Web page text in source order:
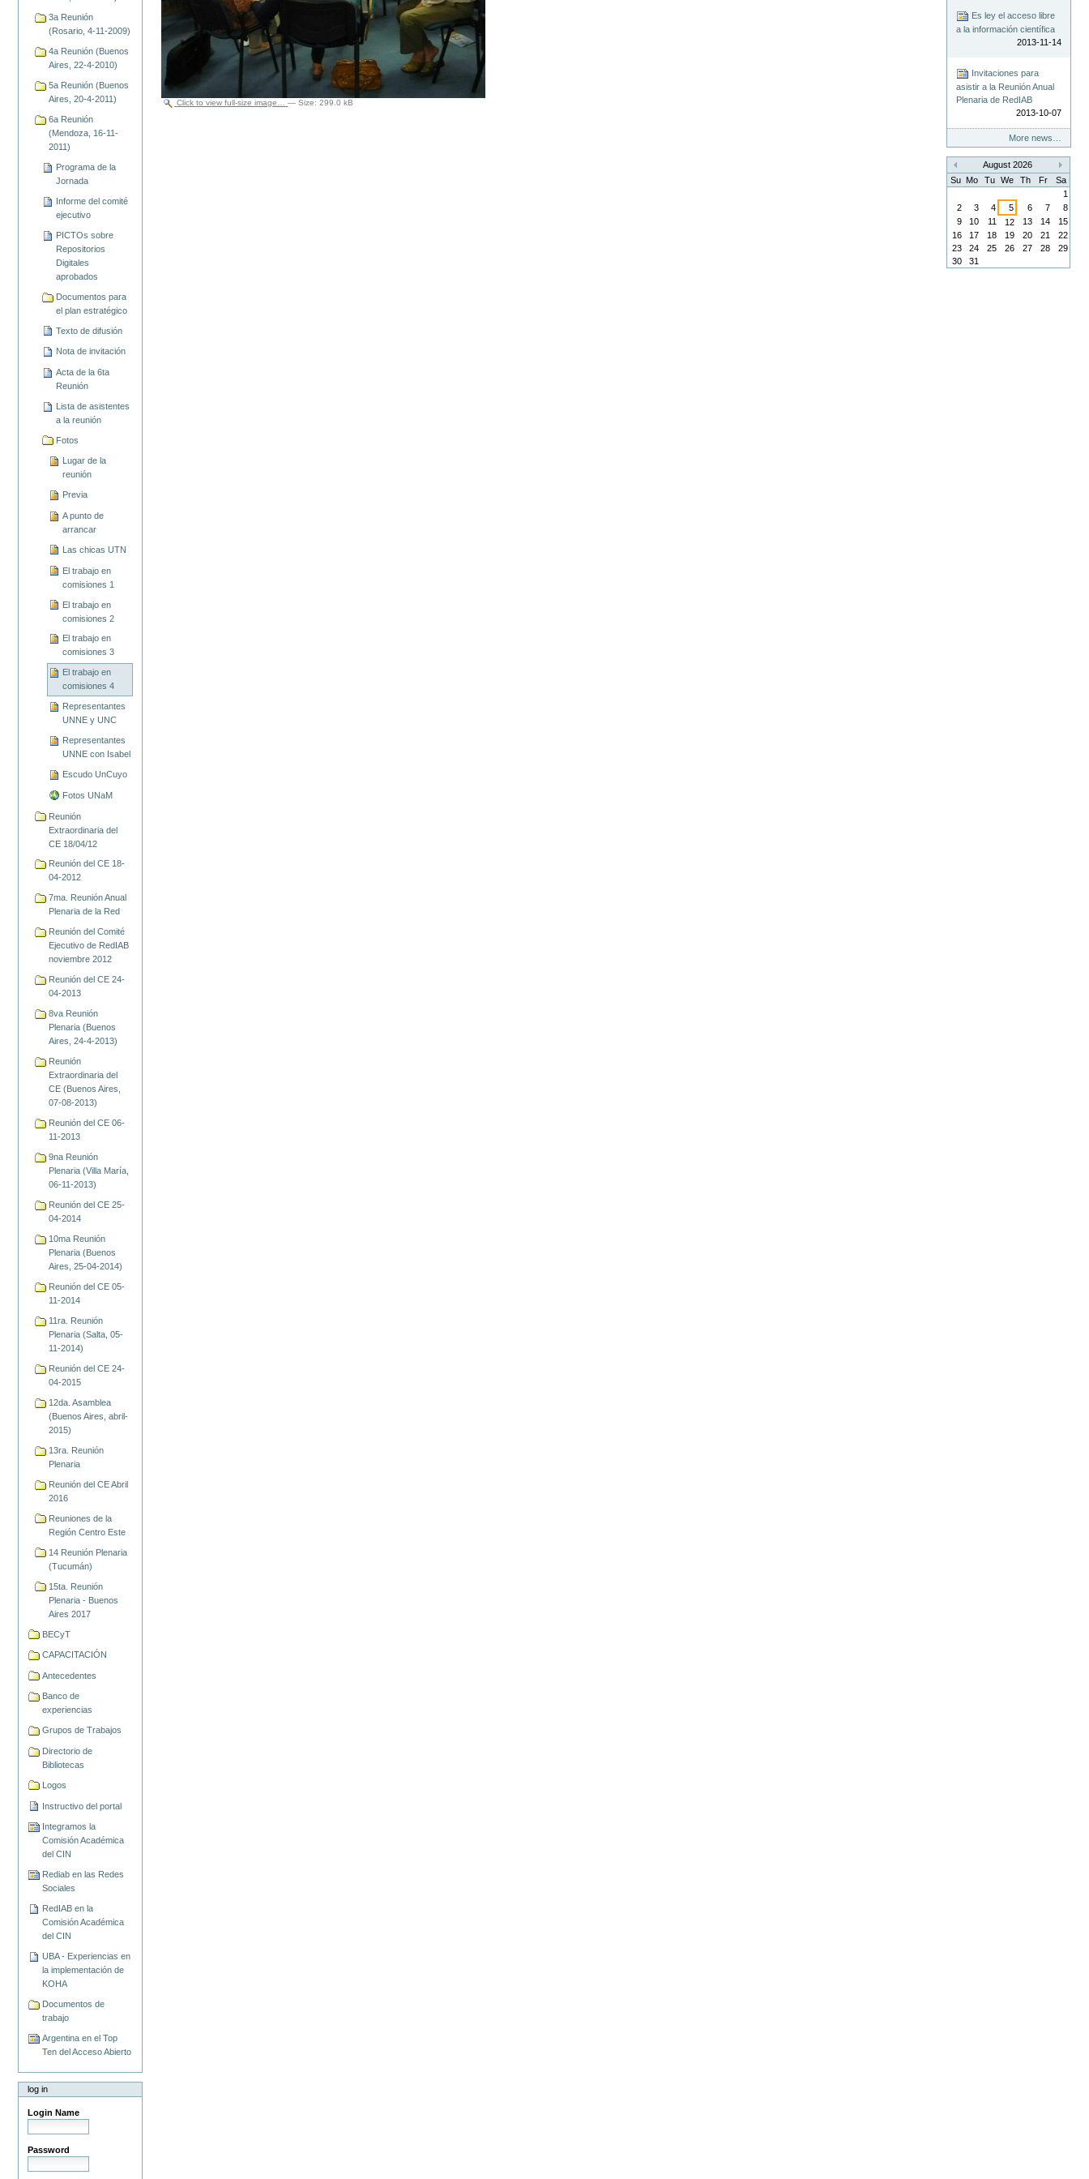
3a Reunión
(Rosario, 4-11-2009)
4a Reunión (Buenos
Aires, 22-4-2010)
5a Reunión (Buenos
Aires, 20-4-2011)
6a Reunión
(Mendoza, 16-11-
2011)
Programa de la
Jornada
Informe del comité
ejecutivo
PICTOs sobre
Repositorios
Digitales
aprobados
Documentos para
el plan estratégico
Texto de difusión
Nota de invitación
Acta de la 6ta
Reunión
Lista de asistentes
a la reunión
Fotos
Lugar de la
reunión
Previa
A punto de
arrancar
Las chicas UTN
El trabajo en
comisiones 1
El trabajo en
comisiones 2
El trabajo en
comisiones 3
El trabajo en
comisiones 4
Representantes
UNNE y UNC
Representantes
UNNE con Isabel
Escudo UnCuyo
Fotos UNaM
Reunión
Extraordinaria del
CE 18/04/12
Reunión del CE 18-
04-2012
7ma. Reunión Anual
Plenaria de la Red
Reunión del Comité
Ejecutivo de RedIAB
noviembre 2012
Reunión del CE 24-
04-2013
8va Reunión
Plenaria (Buenos
Aires, 24-4-2013)
Reunión
Extraordinaria del
CE (Buenos Aires,
07-08-2013)
Reunión del CE 06-
11-2013
9na Reunión
Plenaria (Villa María,
06-11-2013)
Reunión del CE 25-
04-2014
10ma Reunión
Plenaria (Buenos
Aires, 25-04-2014)
Reunión del CE 05-
11-2014
11ra. Reunión
Plenaria (Salta, 05-
11-2014)
Reunión del CE 24-
04-2015
12da. Asamblea
(Buenos Aires, abril-
2015)
13ra. Reunión
Plenaria
Reunión del CE Abril
2016
Reuniones de la
Región Centro Este
14 Reunión Plenaria
(Tucumán)
15ta. Reunión
Plenaria - Buenos
Aires 2017
BECyT
CAPACITACIÓN
Antecedentes
Banco de
experiencias
Grupos de Trabajos
Directorio de
Bibliotecas
Logos
Instructivo del portal
Integramos la
Comisión Académica
del CIN
Rediab en las Redes
Sociales
RedIAB en la
Comisión Académica
del CIN
UBA - Experiencias en
la implementación de
KOHA
Documentos de
trabajo
Argentina en el Top
Ten del Acceso Abierto
log in
Login Name
Password
Click to view full-size image… —Size:299.0 kB
Es ley el acceso libre
a la información científica
2013-11-14
Invitaciones para
asistir a la Reunión Anual
Plenaria de RedIAB
2013-10-07
More news…
«
August 2026
»
Su Mo Tu We Th Fr
Sa
1
2
3 4 5 6 7
8
9
10 11 12 13 14
15
16
17 18 19 20 21
22
23
24 25 26 27 28
29
30
31